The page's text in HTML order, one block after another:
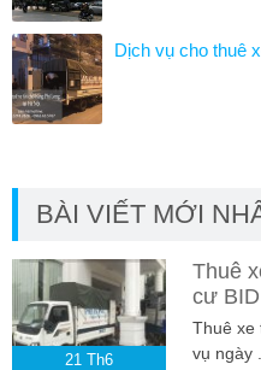
Dịch vụ cho thuê
BÀI VIẾT MỚI
21 Th6
Thuê
cư
Thuê xe
vụ ngày ...